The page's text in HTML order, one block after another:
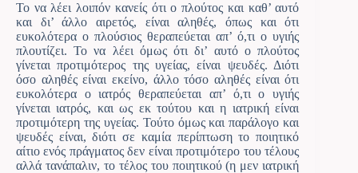
Το να λέει λοιπόν κανείς ότι ο πλούτος και καθ’ αυτό
και δι’ άλλο αιρετός, είναι αληθές, όπως και ότι
ευκολότερα ο πλούσιος θεραπεύεται απ’ ό,τι ο υγιής
πλουτίζει. Το να λέει όμως ότι δι’ αυτό ο πλούτος
γίνεται προτιμότερος της υγείας, είναι ψευδές. Διότι
όσο αληθές είναι εκείνο, άλλο τόσο αληθές είναι ότι
ευκολότερα ο ιατρός θεραπεύεται απ’ ό,τι ο υγιής
γίνεται ιατρός, και ως εκ τούτου και η ιατρική είναι
προτιμότερη της υγείας. Τούτο όμως και παράλογο και
ψευδές είναι, διότι σε καμία περίπτωση το ποιητικό
αίτιο ενός πράγματος δεν είναι προτιμότερο του τέλους
αλλά τανάπαλιν, το τέλος του ποιητικού (η μεν ιατρική